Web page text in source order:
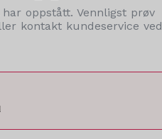
oppstått. Vennligst prøv
kontakt kundeservice ved